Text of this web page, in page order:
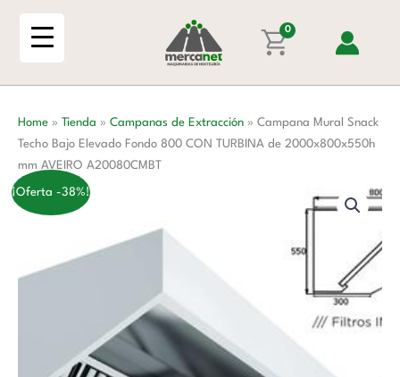
0
Home » Tienda » Campanas de Extracción » Campana Mural Snack
Techo Bajo Elevado Fondo 800 CON TURBINA de 2000x800x550h
mm AVEIRO A20080CMBT
¡Oferta -38%!
Bajo
Elevado
Fondo
CON
TURBINA
de
2000x800x550h
mm
A20080CMBT
cantidad